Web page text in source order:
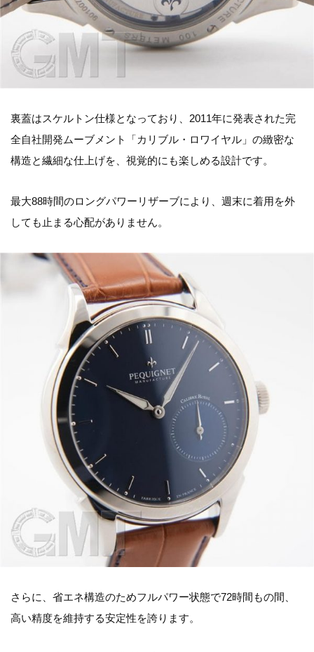
裏蓋はスケルトン仕様となっており、2011年に発表された完
全自社開発ムーブメント「カリブル・ロワイヤル」の緻密な
構造と繊細な仕上げを、視覚的にも楽しめる設計です。
最大88時間のロングパワーリザーブにより、週末に着用を外
しても止まる心配がありません。
さらに、省エネ構造のためフルパワー状態で72時間もの間、
高い精度を維持する安定性を誇ります。